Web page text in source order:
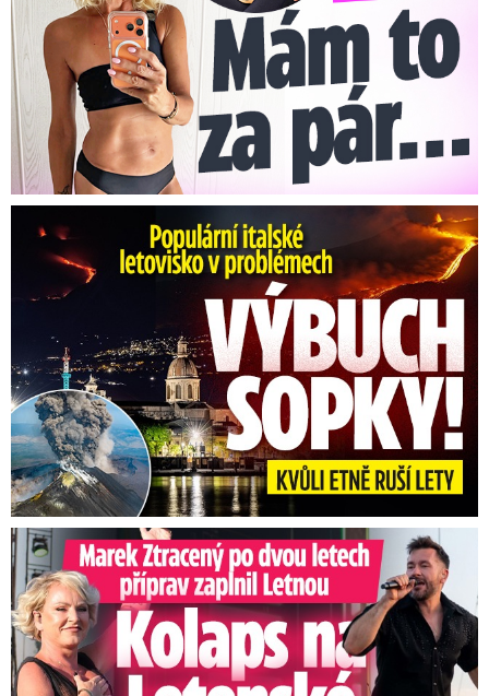
Erupce sicilské sopky Etny: Ruší desítky letů
Marek Ztracený na Letné: Pártlová stopla koncert